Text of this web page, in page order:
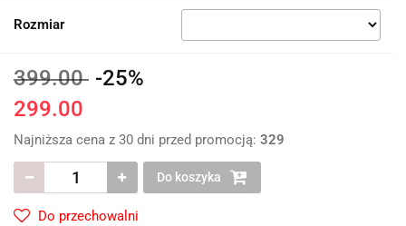
Rozmiar
399.00 -25%
299.00
Najniższa cena z 30 dni przed promocją: 329
Do koszyka
Do przechowalni